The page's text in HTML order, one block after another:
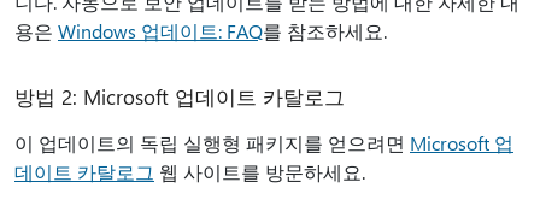
용은 Windows 업데이트: FAQ를 참조하세요.
방법 2: Microsoft 업데이트 카탈로그
이 업데이트의 독립 실행형 패키지를 얻으려면 Microsoft 업
데이트 카탈로그 웹 사이트를 방문하세요.